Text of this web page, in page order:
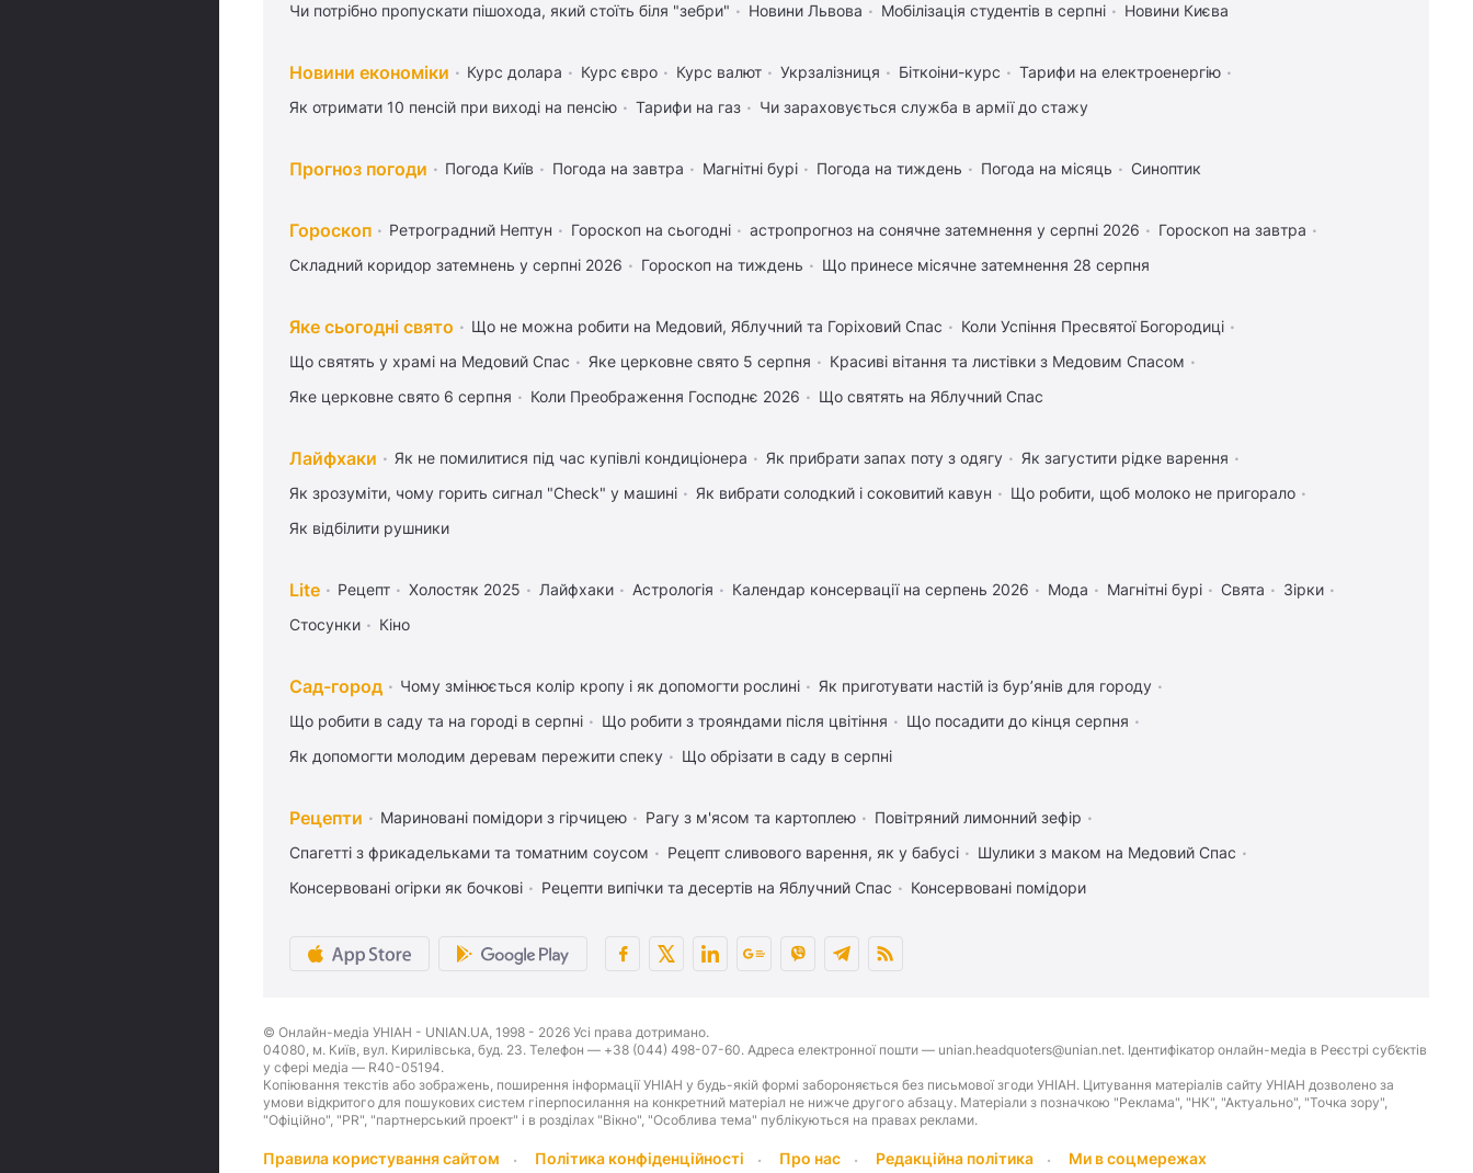
Чи потрібно пропускати пішохода, який стоїть біля "зебри"
Новини Львова Мобілізація студентів в серпні Новини Києва
Новини економіки Курс долара Курс євро Курс валют Укрзалізниця Біткоіни-курс
Тарифи на електроенергію
Як отримати 10 пенсій при виході на пенсію
Тарифи на газ Чи зараховується служба в армії до стажу
Прогноз погоди Погода Київ Погода на завтра Магнітні бурі Погода на тиждень Погода на місяць Синоптик
Гороскоп Ретроградний Нептун Гороскоп на сьогодні астропрогноз на сонячне затемнення у серпні 2026
Гороскоп на завтра
Складний коридор затемнень у серпні 2026
Гороскоп на тиждень Що принесе місячне затемнення 28 серпня
Яке сьогодні свято Що не можна робити на Медовий, Яблучний та Горіховий Спас
Коли Успіння Пресвятої Богородиці
Що святять у храмі на Медовий Спас
Яке церковне свято 5 серпня
Красиві вітання та листівки з Медовим Спасом
Яке церковне свято 6 серпня
Коли Преображення Господнє 2026 Що святять на Яблучний Спас
Лайфхаки Як не помилитися під час купівлі кондиціонера Як прибрати запах поту з одягу
Як загустити рідке варення
Як зрозуміти, чому горить сигнал "Check" у машині
Як вибрати солодкий і соковитий кавун
Що робити, щоб молоко не пригорало
Як відбілити рушники
Lite Рецепт Холостяк 2025 Лайфхаки Астрологія Календар консервації на серпень 2026 Мода Магнітні бурі Свята
Зірки
Стосунки
Кіно
Сад-город Чому змінюється колір кропу і як допомогти рослині
Як приготувати настій із бур’янів для городу
Що робити в саду та на городі в серпні
Що робити з трояндами після цвітіння
Що посадити до кінця серпня
Як допомогти молодим деревам пережити спеку
Що обрізати в саду в серпні
Рецепти Мариновані помідори з гірчицею Рагу з м'ясом та картоплею
Повітряний лимонний зефір
Спагетті з фрикадельками та томатним соусом
Рецепт сливового варення, як у бабусі
Шулики з маком на Медовий Спас
Консервовані огірки як бочкові
Рецепти випічки та десертів на Яблучний Спас Консервовані помідори
© Онлайн-медіа УНІАН - UNIAN.UA, 1998 - 2026 Усі права дотримано.
04080, м. Київ, вул. Кирилівська, буд. 23. Телефон — +38 (044) 498-07-60. Адреса електронної пошти — unian.headquoters@unian.net. Ідентифікатор онлайн-медіа в Реєстрі суб’єктів
у сфері медіа — R40-05194.
Копіювання текстів або зображень, поширення інформації УНІАН у будь-якій формі забороняється без письмової згоди УНІАН. Цитування матеріалів сайту УНІАН дозволено за
умови відкритого для пошукових систем гіперпосилання на конкретний матеріал не нижче другого абзацу. Матеріали з позначкою "Реклама", "НК", "Актуально", "Точка зору",
"Офіційно", "PR", "партнерський проект" і в розділах "Вікно", "Особлива тема" публікуються на правах реклами.
Правила користування сайтом Політика конфіденційності Про нас Редакційна політика Ми в соцмережах